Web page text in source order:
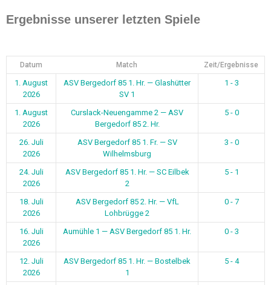
Ergebnisse unserer letzten Spiele
Datum Match Zeit/Ergebnisse
1. August
2026
ASV Bergedorf 85 1. Hr. — Glashütter
SV 1
1 - 3
1. August
2026
Curslack-Neuengamme 2 — ASV
Bergedorf 85 2. Hr.
5 - 0
26. Juli
2026
ASV Bergedorf 85 1. Fr. — SV
Wilhelmsburg
3 - 0
24. Juli
2026
ASV Bergedorf 85 1. Hr. — SC Eilbek
2
5 - 1
18. Juli
2026
ASV Bergedorf 85 2. Hr. — VfL
Lohbrügge 2
0 - 7
16. Juli
2026
Aumühle 1 — ASV Bergedorf 85 1. Hr. 0 - 3
12. Juli
2026
ASV Bergedorf 85 1. Hr. — Bostelbek
1
5 - 4